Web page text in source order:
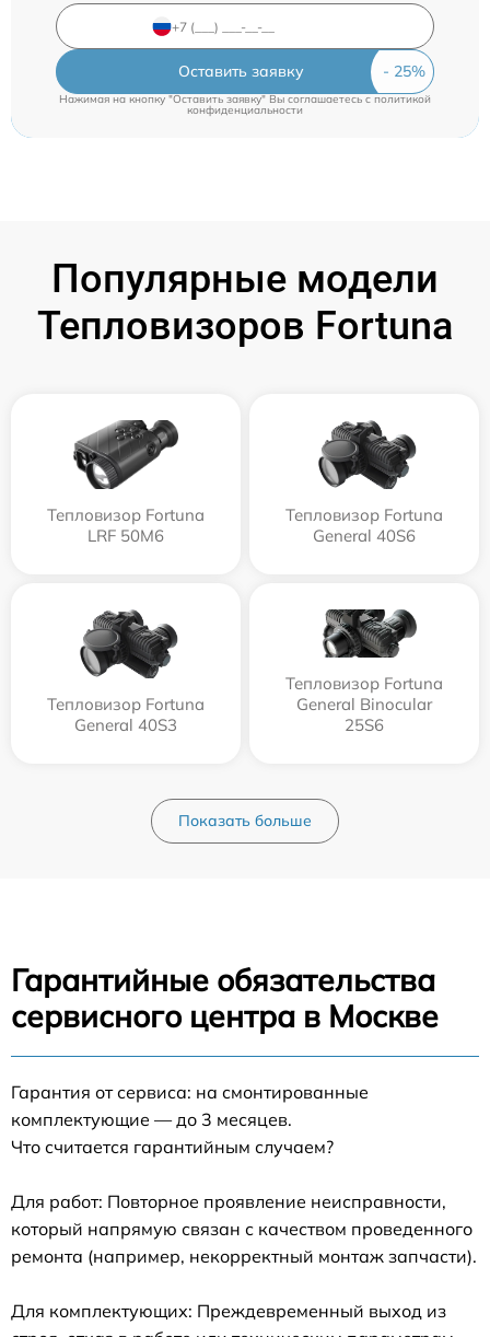
Оставить заявку
Нажимая на кнопку "Оставить заявку" Вы соглашаетесь c политикой
конфиденциальности
Популярные модели
Тепловизоров Fortuna
Тепловизор Fortuna
LRF 50M6
Тепловизор Fortuna
General 40S6
Тепловизор Fortuna
General 40S3
Тепловизор Fortuna
General Binocular
25S6
Показать больше
Гарантийные обязательства
сервисного центра в Москве
Гарантия от сервиса: на смонтированные
комплектующие — до 3 месяцев.
Что считается гарантийным случаем?
Для работ: Повторное проявление неисправности,
который напрямую связан с качеством проведенного
ремонта (например, некорректный монтаж запчасти).
Для комплектующих: Преждевременный выход из